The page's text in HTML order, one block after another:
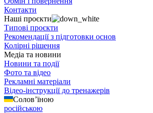
Контакти
Наші проєкти
Типові проєкти
Рекомендації з підготовки основ
Колірні рішення
Медіа та новини
Новини та події
Фото та відео
Рекламні матеріали
Відео-інструкції до тренажерів
Солов’їною
російською